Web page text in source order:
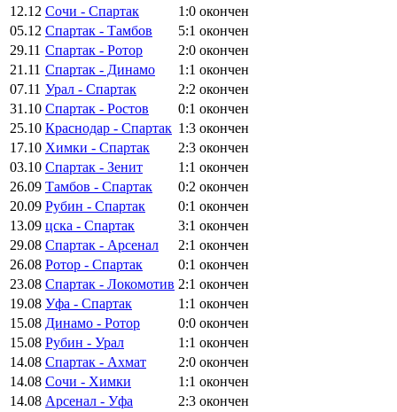
12.12 Сочи - Спартак 1:0 окончен
05.12 Спартак - Тамбов 5:1 окончен
29.11 Спартак - Ротор 2:0 окончен
21.11 Спартак - Динамо 1:1 окончен
07.11 Урал - Спартак 2:2 окончен
31.10 Спартак - Ростов 0:1 окончен
25.10 Краснодар - Спартак 1:3 окончен
17.10 Химки - Спартак 2:3 окончен
03.10 Спартак - Зенит 1:1 окончен
26.09 Тамбов - Спартак 0:2 окончен
20.09 Рубин - Спартак 0:1 окончен
13.09 цска - Спартак 3:1 окончен
29.08 Спартак - Арсенал 2:1 окончен
26.08 Ротор - Спартак 0:1 окончен
23.08 Спартак - Локомотив 2:1 окончен
19.08 Уфа - Спартак 1:1 окончен
15.08 Динамо - Ротор 0:0 окончен
15.08 Рубин - Урал 1:1 окончен
14.08 Спартак - Ахмат 2:0 окончен
14.08 Сочи - Химки 1:1 окончен
14.08 Арсенал - Уфа 2:3 окончен